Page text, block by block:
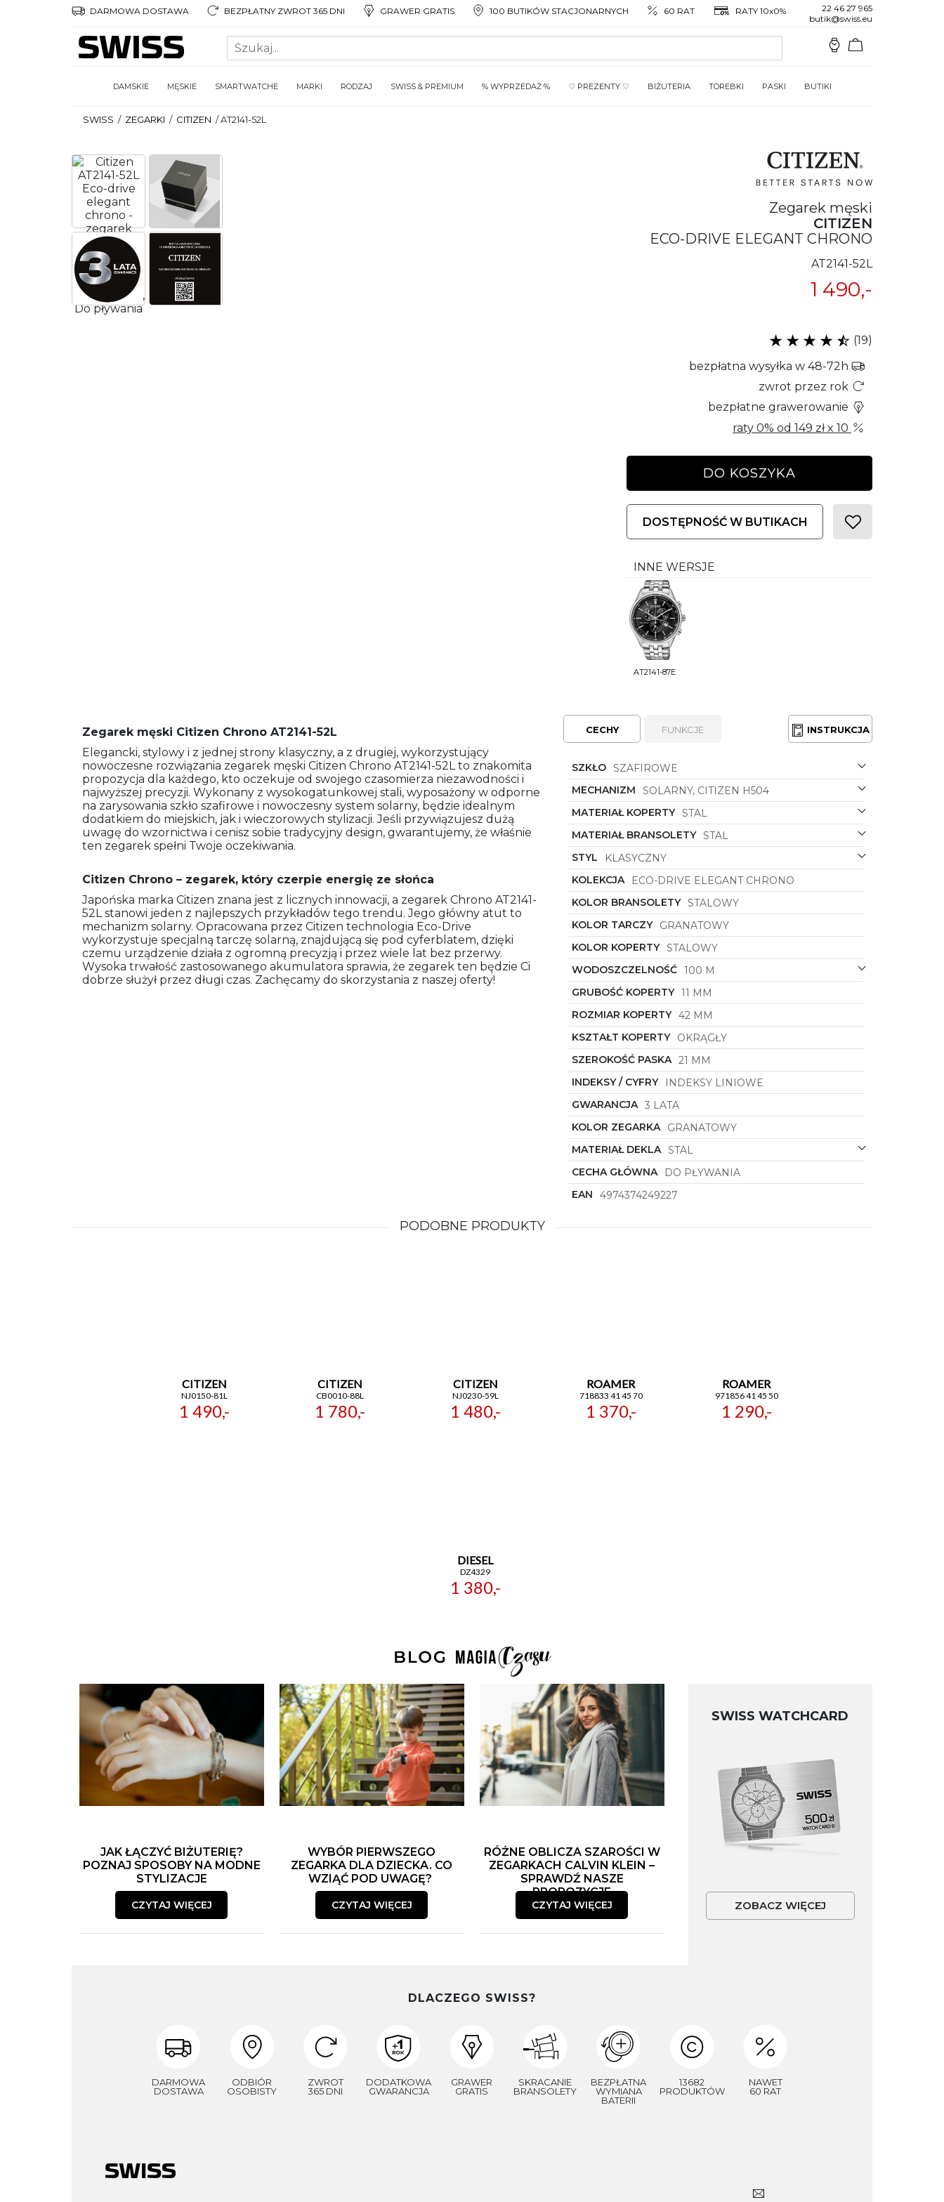
DARMOWA DOSTAWA BEZPŁATNY ZWROT 365 DNI GRAWER GRATIS 100 BUTIKÓW STACJONARNYCH 60 RAT RATY 10x0%
22 46 27 965
butik@swiss.eu
DAMSKIE MĘSKIE SMARTWATCHE MARKI RODZAJ SWISS & PREMIUM % WYPRZEDAŻ % ♡ PREZENTY ♡ BIŻUTERIA TOREBKI PASKI BUTIKI
SWISS / ZEGARKI / CITIZEN /AT2141-52L
Zegarek męski
CITIZEN
ECO-DRIVE ELEGANT CHRONO
AT2141-52L
1 490,-
(19)
bezpłatna wysyłka w 48-72h
zwrot przez rok
bezpłatne grawerowanie
raty 0% od 149 złx 10
DO KOSZYKA
DOSTĘPNOŚĆ W BUTIKACH
INNE WERSJE
AT2141-87E
Zegarek męski Citizen Chrono AT2141-52L
Elegancki, stylowy i z jednej strony klasyczny, a z drugiej, wykorzystujący
nowoczesne rozwiązania zegarek męski Citizen Chrono AT2141-52L to znakomita
propozycja dla każdego, kto oczekuje od swojego czasomierza niezawodności i
najwyższej precyzji. Wykonany z wysokogatunkowej stali, wyposażony w odporne
na zarysowania szkło szafirowe i nowoczesny system solarny, będzie idealnym
dodatkiem do miejskich, jak i wieczorowych stylizacji. Jeśli przywiązujesz dużą
uwagę do wzornictwa i cenisz sobie tradycyjny design, gwarantujemy, że właśnie
ten zegarek spełni Twoje oczekiwania.
Citizen Chrono – zegarek, który czerpie energię ze słońca
Japońska marka Citizen znana jest z licznych innowacji, a zegarek Chrono AT2141-
52L stanowi jeden z najlepszych przykładów tego trendu. Jego główny atut to
mechanizm solarny. Opracowana przez Citizen technologia Eco-Drive
wykorzystuje specjalną tarczę solarną, znajdującą się pod cyferblatem, dzięki
czemu urządzenie działa z ogromną precyzją i przez wiele lat bez przerwy.
Wysoka trwałość zastosowanego akumulatora sprawia, że zegarek ten będzie Ci
dobrze służył przez długi czas. Zachęcamy do skorzystania z naszej oferty!
CECHY FUNKCJE INSTRUKCJA
SZKŁO SZAFIROWE
MECHANIZM
SOLARNY, CITIZEN H504
MATERIAŁ KOPERTY STAL
MATERIAŁ BRANSOLETY STAL
STYL
KLASYCZNY
KOLEKCJA
ECO-DRIVE ELEGANT CHRONO
KOLOR BRANSOLETY STALOWY
KOLOR TARCZY
GRANATOWY
KOLOR KOPERTY STALOWY
WODOSZCZELNOŚĆ 100 M
GRUBOŚĆ KOPERTY 11 MM
ROZMIAR KOPERTY 42 MM
KSZTAŁT KOPERTY
OKRĄGŁY
SZEROKOŚĆ PASKA 21 MM
INDEKSY / CYFRY
INDEKSY LINIOWE
GWARANCJA 3 LATA
KOLOR ZEGARKA
GRANATOWY
MATERIAŁ DEKLA STAL
CECHA GŁÓWNA
DO PŁYWANIA
EAN
4974374249227
PODOBNE PRODUKTY
CITIZEN
NJ0150-81L
1 490,-
CITIZEN
CB0010-88L
1 780,-
CITIZEN
NJ0230-59L
1 480,-
ROAMER
718833 41 45 70
1 370,-
ROAMER
971856 41 45 50
1 290,-
DIESEL
DZ4329
1 380,-
JAK ŁĄCZYĆ BIŻUTERIĘ?
POZNAJ SPOSOBY NA MODNE
STYLIZACJE
CZYTAJ WIĘCEJ
WYBÓR PIERWSZEGO
ZEGARKA DLA DZIECKA. CO
WZIĄĆ POD UWAGĘ?
CZYTAJ WIĘCEJ
RÓŻNE OBLICZA SZAROŚCI W
ZEGARKACH CALVIN KLEIN –
SPRAWDŹ NASZE
PROPOZYCJE
CZYTAJ WIĘCEJ
SWISS WATCHCARD
ZOBACZ WIĘCEJ
DLACZEGO SWISS?
DARMOWA
DOSTAWA
ODBIÓR
OSOBISTY
ZWROT
365 DNI
DODATKOWA
GWARANCJA
GRAWER
GRATIS
SKRACANIE
BRANSOLETY
BEZPŁATNA
WYMIANA
BATERII
13682
PRODUKTÓW
NAWET
60 RAT